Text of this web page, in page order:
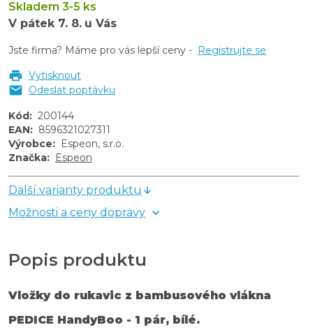
Skladem 3-5 ks
V pátek 7. 8. u Vás
Jste firma? Máme pro vás lepší ceny - Registrujte se
Vytisknout
Odeslat poptávku
Kód: 200144
EAN: 8596321027311
Výrobce: Espeon, s.r.o.
Značka: Espeon
Další varianty produktu
Možnosti a ceny dopravy
Popis produktu
Vložky do rukavic z bambusového vlákna
PEDICE HandyBoo - 1 pár, bílé.